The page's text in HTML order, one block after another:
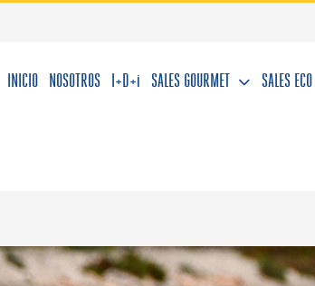
INICIO NOSOTROS I+D+i SALES GOURMET SALES ECO